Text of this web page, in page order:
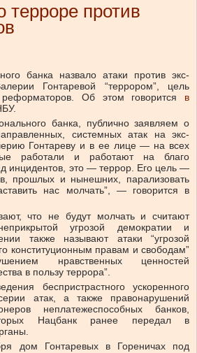
терроре против
банка назвало атаки против экс-
Гонтаревой “террором”, цель
Об этом говорится в
банка, публично заявляем о
системных атак на экс-
Гонтареву и в ее лице — на всех
работали и работают на благо
инцидентов, это — террор. Его цель —
прошлых и нынешних, парализовать
нас молчать”, — говорится в
что не будут молчать и считают
угрозой демократии и
также называют атаки “угрозой
конституционным правам и свободам”
нравственных ценностей
в пользу террора”.
беспристрастного ускоренного
атак, а также правонарушений
неплатежеспособных банков,
Нацбанк ранее передал в
дом Гонтаревых в Гореничах под